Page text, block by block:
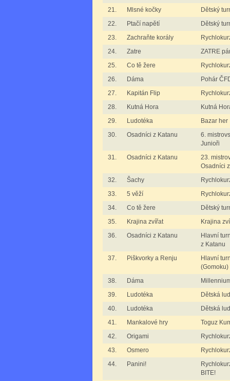
21.
Mlsné kočky
Dětský
22.
Ptačí napětí
Dětský
23.
Zachraňte korály
24.
Zatre
ZATRE
25.
Co tě žere
26.
Dáma
Pohár
27.
Kapitán Flip
28.
Kutná Hora
Kutná
29.
Ludotéka
Bazar her
30.
Osadníci z Katanu
6.
Junioři
31.
Osadníci z Katanu
23.
Osadníci
32.
Šachy
33.
5 věží
34.
Co tě žere
Dětský
35.
Krajina zvířat
Krajina
36.
Osadníci z Katanu
Hlavní
z Katanu
37.
Piškvorky a Renju
Hlavní
(Gomoku)
38.
Dáma
39.
Ludotéka
Dětská
40.
Ludotéka
Dětská
41.
Mankalové hry
Toguz
42.
Origami
43.
Osmero
44.
Panini!
BITE!